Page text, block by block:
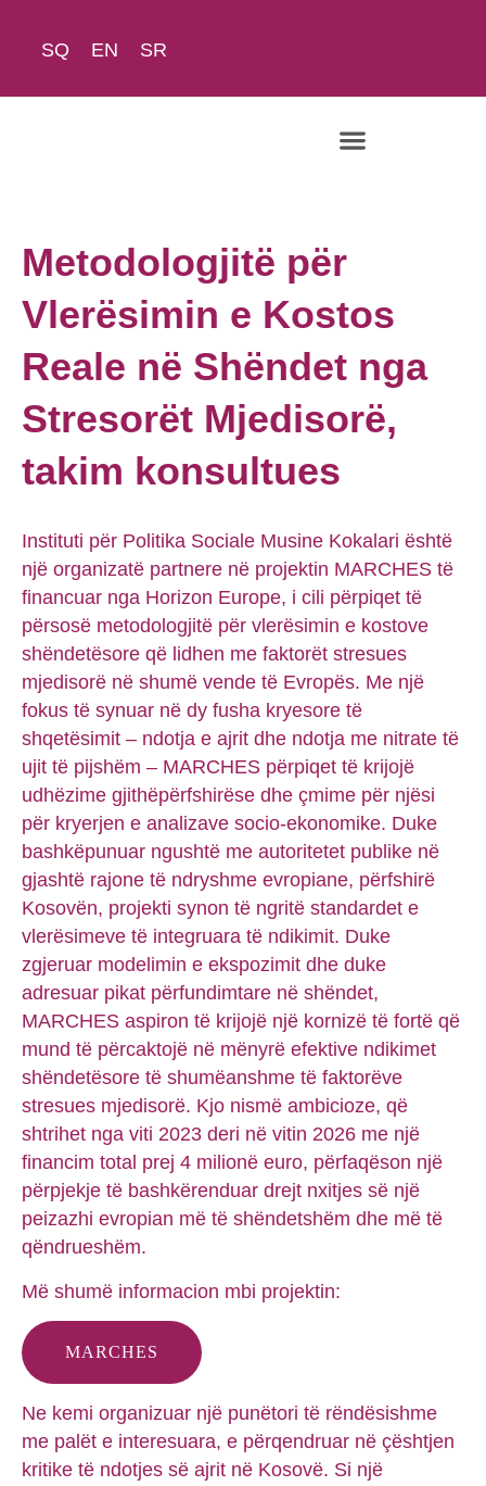
SQ EN SR
Metodologjitë për
Vlerësimin e Kostos
Reale në Shëndet nga
Stresorët Mjedisorë,
takim konsultues
Instituti për Politika Sociale Musine Kokalari është
një organizatë partnere në projektin MARCHES të
financuar nga Horizon Europe, i cili përpiqet të
përsosë metodologjitë për vlerësimin e kostove
shëndetësore që lidhen me faktorët stresues
mjedisorë në shumë vende të Evropës. Me një
fokus të synuar në dy fusha kryesore të
shqetësimit – ndotja e ajrit dhe ndotja me nitrate të
ujit të pijshëm – MARCHES përpiqet të krijojë
udhëzime gjithëpërfshirëse dhe çmime për njësi
për kryerjen e analizave socio-ekonomike. Duke
bashkëpunuar ngushtë me autoritetet publike në
gjashtë rajone të ndryshme evropiane, përfshirë
Kosovën, projekti synon të ngritë standardet e
vlerësimeve të integruara të ndikimit. Duke
zgjeruar modelimin e ekspozimit dhe duke
adresuar pikat përfundimtare në shëndet,
MARCHES aspiron të krijojë një kornizë të fortë që
mund të përcaktojë në mënyrë efektive ndikimet
shëndetësore të shumëanshme të faktorëve
stresues mjedisorë. Kjo nismë ambicioze, që
shtrihet nga viti 2023 deri në vitin 2026 me një
financim total prej 4 milionë euro, përfaqëson një
përpjekje të bashkërenduar drejt nxitjes së një
peizazhi evropian më të shëndetshëm dhe më të
qëndrueshëm.
Më shumë informacion mbi projektin:
MARCHES
Ne kemi organizuar një punëtori të rëndësishme
me palët e interesuara, e përqendruar në çështjen
kritike të ndotjes së ajrit në Kosovë. Si një